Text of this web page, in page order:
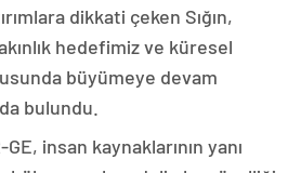
dikkati çeken Sığın,
hedefimiz ve küresel
büyümeye devam
bulundu.
insan kaynaklarının yanı